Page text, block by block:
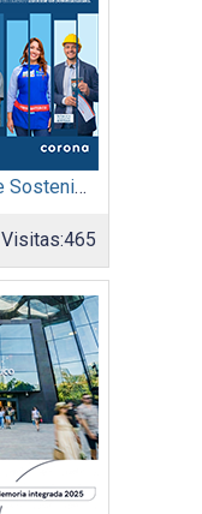
Informe de Sostenibilidad 2025: Organización Corona
Visitas:465